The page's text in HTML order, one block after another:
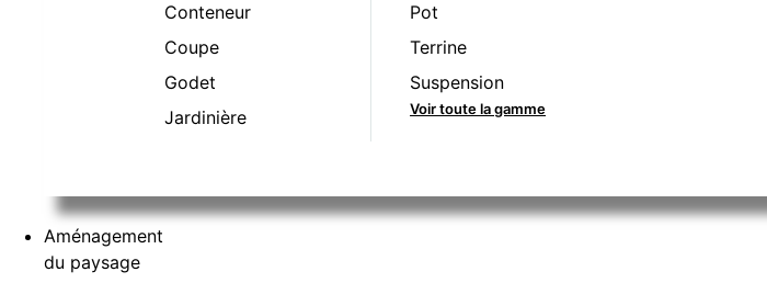
Conteneur
Coupe
Godet
Jardinière
Pot
Terrine
Suspension
Voir toute la gamme
Aménagement
du paysage